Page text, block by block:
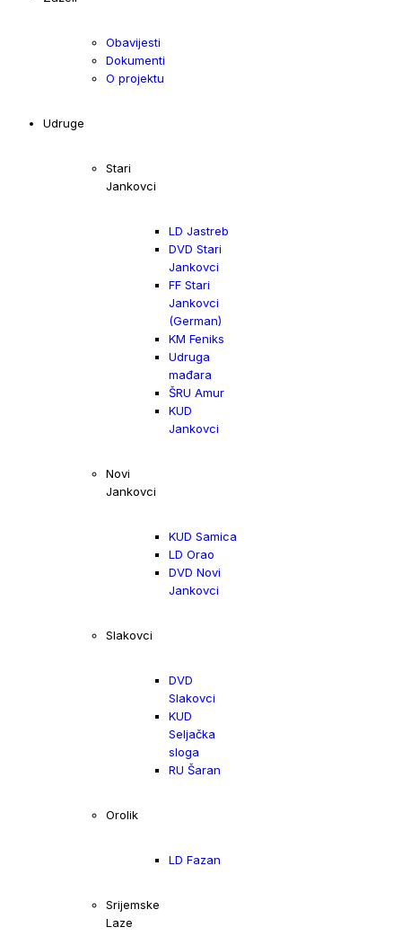
Obavijesti
Dokumenti
O projektu
Udruge
Stari
Jankovci
LD Jastreb
DVD Stari
Jankovci
FF Stari
Jankovci
(German)
KM Feniks
Udruga
mađara
ŠRU Amur
KUD
Jankovci
Novi
Jankovci
KUD Samica
LD Orao
DVD Novi
Jankovci
Slakovci
DVD
Slakovci
KUD
Seljačka
sloga
RU Šaran
Orolik
LD Fazan
Srijemske
Laze